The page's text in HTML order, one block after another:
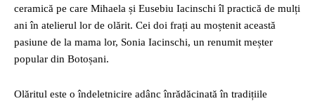
ceramică pe care Mihaela și Eusebiu Iacinschi îl practică de mulți
ani în atelierul lor de olărit. Cei doi frați au moștenit această
pasiune de la mama lor, Sonia Iacinschi, un renumit meșter
popular din Botoșani.
Olăritul este o îndeletnicire adânc înrădăcinată în tradițiile